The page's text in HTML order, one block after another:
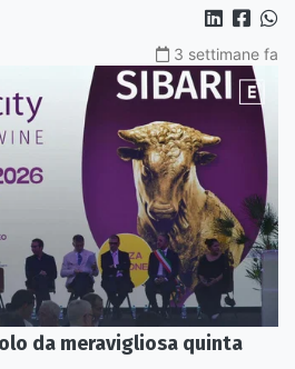
3 settimane fa
da meravigliosa quinta